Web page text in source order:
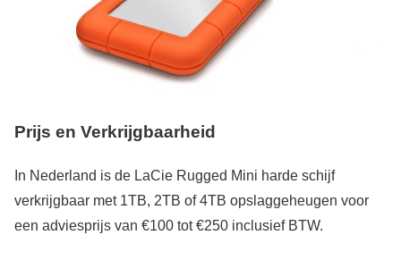
Prijs en Verkrijgbaarheid
In Nederland is de LaCie Rugged Mini harde schijf
verkrijgbaar met 1TB, 2TB of 4TB opslaggeheugen voor
een adviesprijs van €100 tot €250 inclusief BTW.